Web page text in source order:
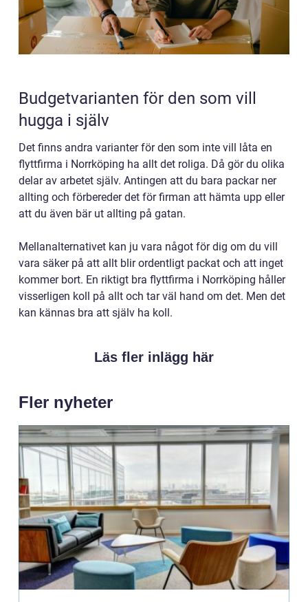
Budgetvarianten för den som vill
hugga i själv
Det finns andra varianter för den som inte vill låta en
flyttfirma i Norrköping ha allt det roliga. Då gör du olika
delar av arbetet själv. Antingen att du bara packar ner
allting och förbereder det för firman att hämta upp eller
att du även bär ut allting på gatan.
Mellanalternativet kan ju vara något för dig om du vill
vara säker på att allt blir ordentligt packat och att inget
kommer bort. En riktigt bra flyttfirma i Norrköping håller
visserligen koll på allt och tar väl hand om det. Men det
kan kännas bra att själv ha koll.
Läs fler inlägg här
Fler nyheter